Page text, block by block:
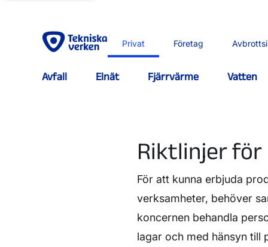
Privat Företag
Avfall Elnät Fjärrvärme Vatten
Riktlinjer
För att kunna erbjuda
verksamheter, behöver
koncernen behandla
lagar och med hänsyn till